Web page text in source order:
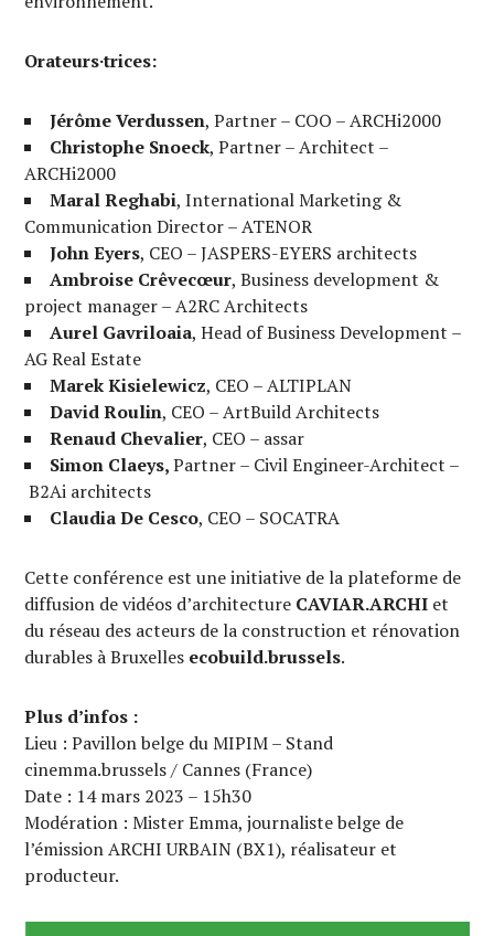
Orateurs·trices:
Jérôme Verdussen, Partner – COO – ARCHi2000
Christophe Snoeck, Partner – Architect –
ARCHi2000
Maral Reghabi, International Marketing &
Communication Director – ATENOR
John Eyers, CEO – JASPERS-EYERS architects
Ambroise Crêvecœur, Business development &
project manager – A2RC Architects
Aurel Gavriloaia, Head of Business Development –
AG Real Estate
Marek Kisielewicz, CEO – ALTIPLAN
David Roulin, CEO – ArtBuild Architects
Renaud Chevalier, CEO – assar
Simon Claeys,Partner – Civil Engineer-Architect –
B2Ai architects
Claudia De Cesco, CEO – SOCATRA
Cette conférence est une initiative de la plateforme de
diffusion de vidéos d’architecture CAVIAR.ARCHI et
du réseau des acteurs de la construction et rénovation
durables à Bruxelles ecobuild.brussels.
Plus d’infos :
Lieu : Pavillon belge du MIPIM – Stand
cinemma.brussels / Cannes (France)
Date : 14 mars 2023 – 15h30
Modération : Mister Emma, journaliste belge de
l’émission ARCHI URBAIN (BX1), réalisateur et
producteur.